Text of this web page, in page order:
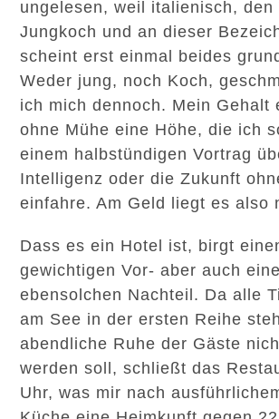
ungelesen, weil italienisch, den
Jungkoch und an dieser
scheint erst einmal beides
Weder jung, noch Koch,
ich mich dennoch. Mein Gehalt
ohne Mühe eine Höhe, die ich
einem halbstündigen Vortrag
Intelligenz oder die Zukunft
einfahre. Am Geld liegt es also
Dass es ein Hotel ist, birgt
gewichtigen Vor- aber auch
ebensolchen Nachteil. Da alle
am See in der ersten Reihe
abendliche Ruhe der Gäste
werden soll, schließt das
Uhr, was mir nach